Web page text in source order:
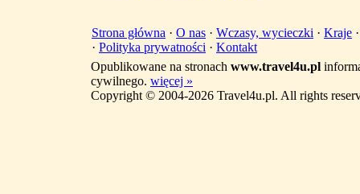
Strona główna · O nas · Wczasy, wycieczki · Kraje
· Polityka prywatności · Kontakt
Opublikowane na stronach www.travel4u.pl
cywilnego. więcej »
Copyright © 2004-2026 Travel4u.pl. All rights